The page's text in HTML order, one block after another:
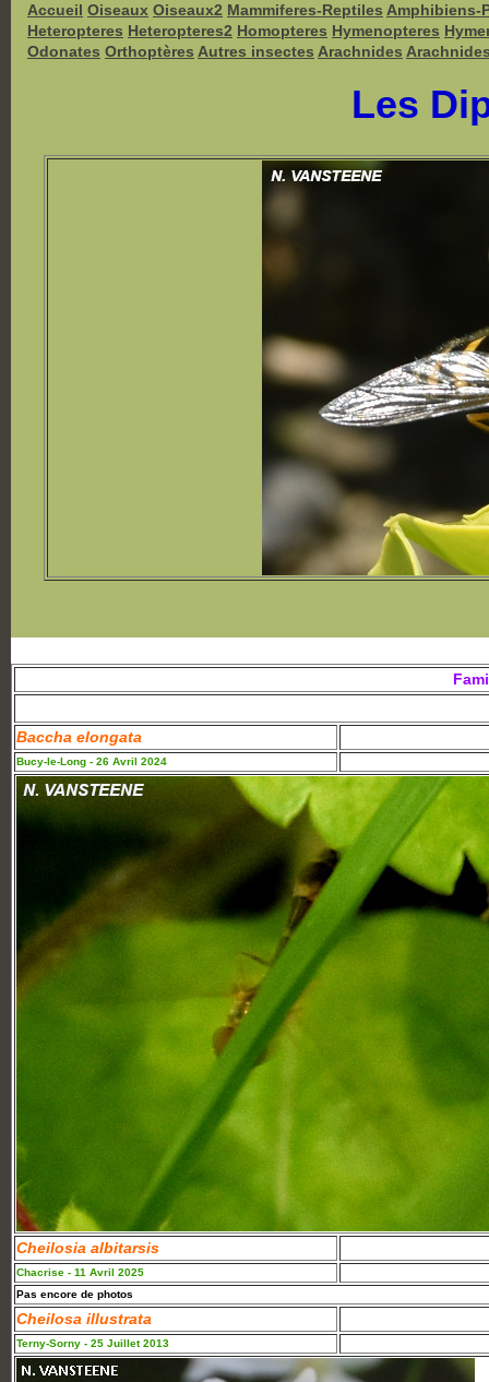
Accueil Oiseaux Oiseaux2 Mammiferes-Reptiles Amphibiens-
Heteropteres Heteropteres2 Homopteres Hymenopteres
Odonates Orthoptères Autres insectes Arachnides
Les
Baccha elongata
Bucy-le-Long - 26 Avril 2024
Cheilosia albitarsis
Chacrise - 11 Avril 2025
Pas encore de photos
Cheilosa illustrata
Terny-Sorny - 25 Juillet 2013